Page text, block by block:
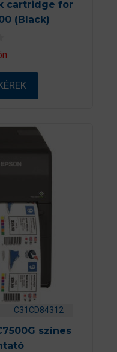
cartridge for
(Black)
C31CD84312
színes